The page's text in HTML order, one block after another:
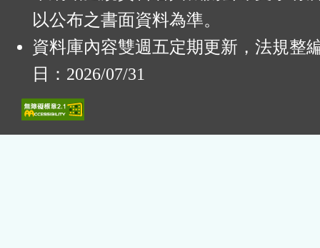
以公布之書面資料為準。
資料庫內容雙週五定期更新，法規整
日：2026/07/31